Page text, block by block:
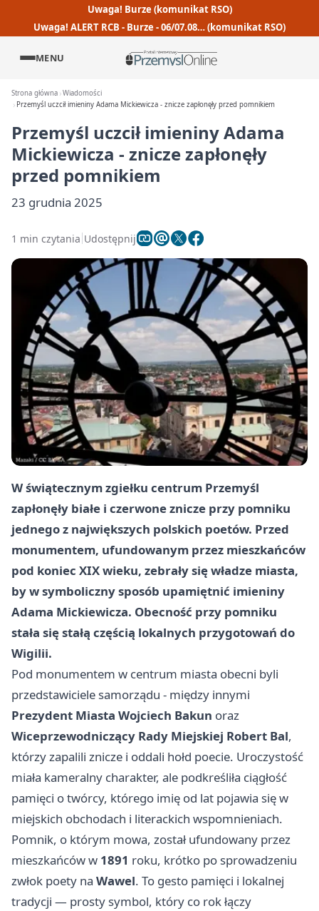
Uwaga! Burze (komunikat RSO)
Uwaga! ALERT RCB - Burze - 06/07.08… (komunikat RSO)
MENU
Strona główna Wiadomości
Przemyśl uczcił imieniny Adama Mickiewicza - znicze zapłonęły przed pomnikiem
Przemyśl uczcił imieniny Adama
Mickiewicza - znicze zapłonęły
przed pomnikiem
23 grudnia 2025
1 min czytania Udostępnij
W świątecznym zgiełku centrum Przemyśl
zapłonęły białe i czerwone znicze przy pomniku
jednego z największych polskich poetów. Przed
monumentem, ufundowanym przez mieszkańców
pod koniec XIX wieku, zebrały się władze miasta,
by w symboliczny sposób upamiętnić imieniny
Adama Mickiewicza. Obecność przy pomniku
stała się stałą częścią lokalnych przygotowań do
Wigilii.
Pod monumentem w centrum miasta obecni byli
przedstawiciele samorządu - między innymi
Prezydent Miasta Wojciech Bakun oraz
Wiceprzewodniczący Rady Miejskiej Robert Bal,
którzy zapalili znicze i oddali hołd poecie. Uroczystość
miała kameralny charakter, ale podkreśliła ciągłość
pamięci o twórcy, którego imię od lat pojawia się w
miejskich obchodach i literackich wspomnieniach.
Pomnik, o którym mowa, został ufundowany przez
mieszkańców w 1891 roku, krótko po sprowadzeniu
zwłok poety na Wawel. To gesto pamięci i lokalnej
tradycji — prosty symbol, który co rok łączy